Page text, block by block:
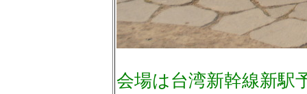
会場は台湾新幹線新駅